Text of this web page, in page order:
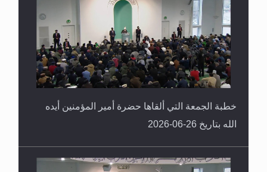
خطبة الجمعة التي ألقاها حضرة أمير المؤمنين أيده
الله بتاريخ 26-06-2026